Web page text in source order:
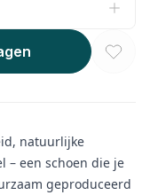
natuurlijke
– een schoen die je
geproduceerd